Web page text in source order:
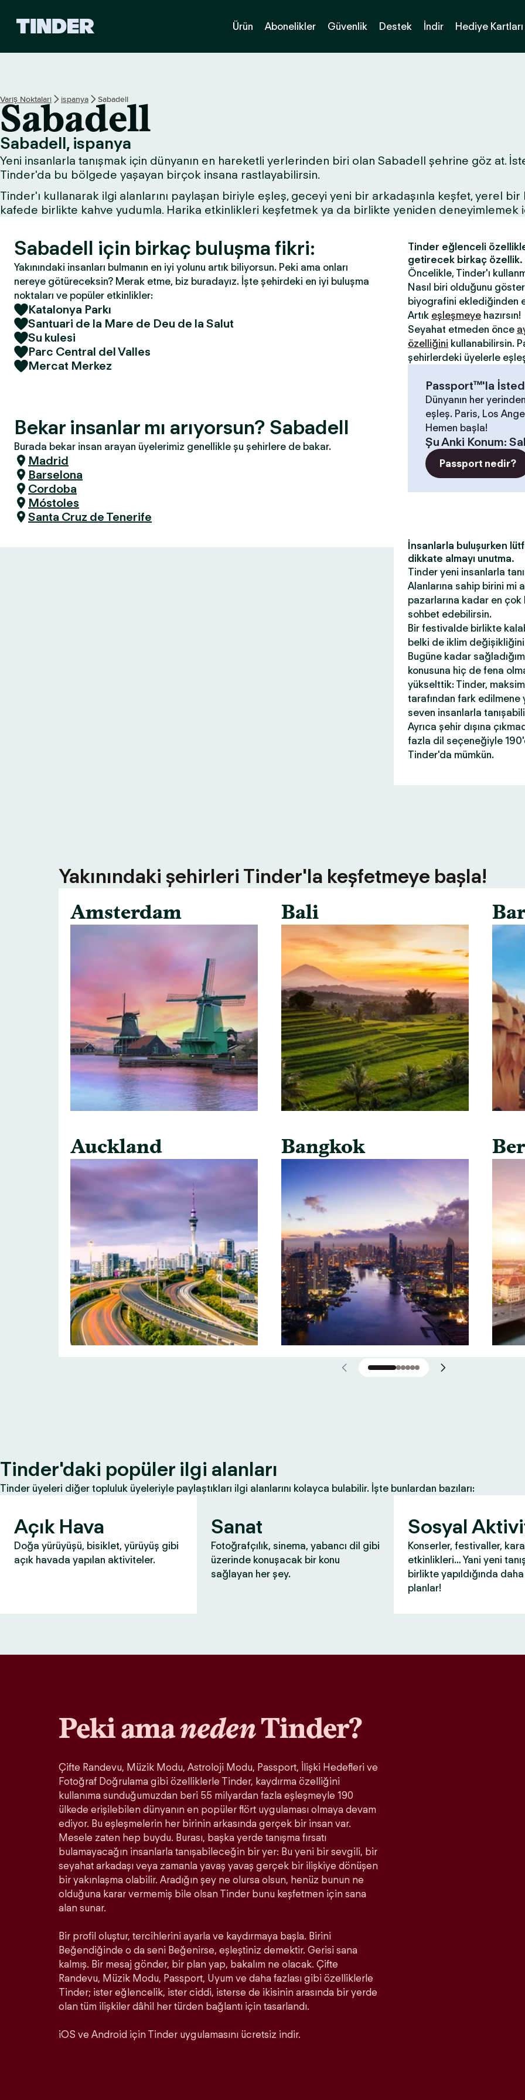
A
n
a
S
a
y
f
Ürün Abonelikler Güvenlik Destek İndir Hediye Kartları
Varış Noktaları ispanya Sabadell
Sabadell
Sabadell, ispanya
Yeni insanlarla tanışmak için dünyanın en hareketli yerlerinden biri olan Sabadell şehrine göz at.
Tinder'da bu bölgede yaşayan birçok insana rastlayabilirsin.
Tinder'ı kullanarak ilgi alanlarını paylaşan biriyle eşleş, geceyi yeni bir arkadaşınla keşfet, yerel
kafede birlikte kahve yudumla. Harika etkinlikleri keşfetmek ya da birlikte yeniden deneyimlemek
Sabadell için birkaç buluşma fikri:
Yakınındaki insanları bulmanın en iyi yolunu artık biliyorsun. Peki ama onları
nereye götüreceksin? Merak etme, biz buradayız. İşte şehirdeki en iyi buluşma
noktaları ve popüler etkinlikler:
Katalonya Parkı
Santuari de la Mare de Deu de la Salut
Su kulesi
Parc Central del Valles
Mercat Merkez
Bekar insanlar mı arıyorsun? Sabadell
Burada bekar insan arayan üyelerimiz genellikle şu şehirlere de bakar.
Madrid
Barselona
Cordoba
Móstoles
Santa Cruz de Tenerife
Tinder eğlenceli
getirecek birkaç özellik.
Öncelikle, Tinder'ı
Nasıl biri olduğunu
biyografini eklediğinden
Artık eşleşmeye hazırsın!
Seyahat etmeden önce
özelliğini kullanabilirsin.
şehirlerdeki üyelerle
Passport™'la
Dünyanın her
eşleş. Paris, Los
Hemen başla!
Şu Anki Konum:
Passport nedir?
İnsanlarla buluşurken
dikkate almayı unutma.
Tinder yeni insanlarla
Alanlarına sahip birini mi
pazarlarına kadar en çok
sohbet edebilirsin.
Bir festivalde birlikte
belki de iklim
Bugüne kadar
konusuna hiç de fena
yükselttik: Tinder,
tarafından fark edilmene
seven insanlarla
Ayrıca şehir dışına
fazla dil seçeneğiyle
Tinder'da mümkün.
Yakınındaki şehirleri Tinder'la keşfetmeye başla!
Amsterdam
Auckland
Bali
Bangkok
Tinder'daki popüler ilgi alanları
Tinder üyeleri diğer topluluk üyeleriyle paylaştıkları ilgi alanlarını kolayca bulabilir. İşte bunlardan bazıları:
Açık Hava
Doğa yürüyüşü, bisiklet, yürüyüş gibi
açık havada yapılan aktiviteler.
Sanat
Fotoğrafçılık, sinema, yabancı dil gibi
üzerinde konuşacak bir konu
sağlayan her şey.
Sosyal
Konserler, festivaller,
etkinlikleri… Yani yeni
birlikte yapıldığında
planlar!
Peki amanedenTinder?
Çifte Randevu, Müzik Modu, Astroloji Modu, Passport, İlişki Hedefleri ve
Fotoğraf Doğrulama gibi özelliklerle Tinder, kaydırma özelliğini
kullanıma sunduğumuzdan beri 55 milyardan fazla eşleşmeyle 190
ülkede erişilebilen dünyanın en popüler flört uygulaması olmaya devam
ediyor. Bu eşleşmelerin her birinin arkasında gerçek bir insan var.
Mesele zaten hep buydu. Burası, başka yerde tanışma fırsatı
bulamayacağın insanlarla tanışabileceğin bir yer: Bu yeni bir sevgili, bir
seyahat arkadaşı veya zamanla yavaş yavaş gerçek bir ilişkiye dönüşen
bir yakınlaşma olabilir. Aradığın şey ne olursa olsun, henüz bunun ne
olduğuna karar vermemiş bile olsan Tinder bunu keşfetmen için sana
alan sunar.
Bir profil oluştur, tercihlerini ayarla ve kaydırmaya başla. Birini
Beğendiğinde o da seni Beğenirse, eşleştiniz demektir. Gerisi sana
kalmış. Bir mesaj gönder, bir plan yap, bakalım ne olacak. Çifte
Randevu, Müzik Modu, Passport, Uyum ve daha fazlası gibi özelliklerle
Tinder; ister eğlencelik, ister ciddi, isterse de ikisinin arasında bir yerde
olan tüm ilişkiler dâhil her türden bağlantı için tasarlandı.
iOS ve Android için Tinder uygulamasını ücretsiz indir.